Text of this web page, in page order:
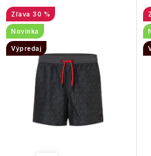
o
d
u
k
r
o
d
30 %
Novinka
Výpredaj